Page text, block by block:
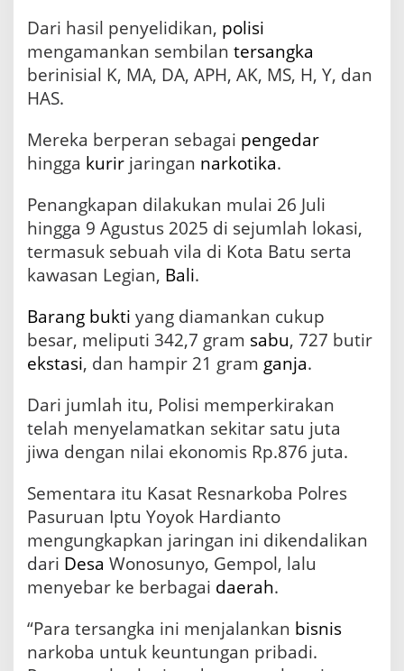
3
M
i
r
Dari hasil penyelidikan, polisi
mengamankan sembilan tersangka
berinisial K, MA, DA, APH, AK, MS, H, Y, dan
HAS.
Mereka berperan sebagai pengedar
hingga kurir jaringan narkotika.
Penangkapan dilakukan mulai 26 Juli
hingga 9 Agustus 2025 di sejumlah lokasi,
termasuk sebuah vila di Kota Batu serta
kawasan Legian, Bali.
Barang bukti yang diamankan cukup
besar, meliputi 342,7 gram sabu, 727 butir
ekstasi, dan hampir 21 gram ganja.
Dari jumlah itu, Polisi memperkirakan
telah menyelamatkan sekitar satu juta
jiwa dengan nilai ekonomis Rp.876 juta.
Sementara itu Kasat Resnarkoba Polres
Pasuruan Iptu Yoyok Hardianto
mengungkapkan jaringan ini dikendalikan
dari Desa Wonosunyo, Gempol, lalu
menyebar ke berbagai daerah.
“Para tersangka ini menjalankan bisnis
narkoba untuk keuntungan pribadi.